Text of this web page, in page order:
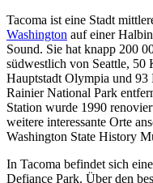
Tacoma ist eine Stadt
Washington auf einer
Sound. Sie hat knapp 200
südwestlich von Seattle,
Hauptstadt Olympia und
Rainier National Park
Station wurde 1990
weitere interessante Orte
Washington State History
In Tacoma befindet sich
Defiance Park. Über den